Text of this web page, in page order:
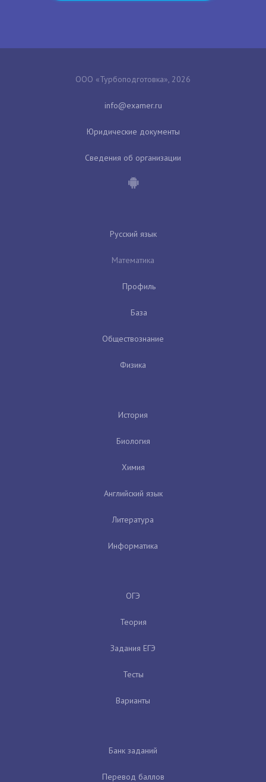
ООО «Турбоподготовка», 2026
Юридические документы
Сведения об организации
Русский язык
Математика
Профиль
База
Обществознание
Физика
История
Биология
Химия
Английский язык
Литература
Информатика
ОГЭ
Теория
Задания ЕГЭ
Тесты
Варианты
Банк заданий
Перевод баллов